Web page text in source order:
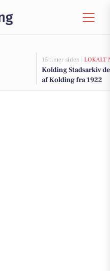
15 timer siden | LOKALT
Kolding Stadsarkiv
af Kolding fra 1922
er kommet til salg denne uge i